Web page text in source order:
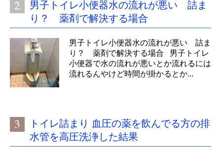
男子トイレ小便器水の流れが悪い 詰ま
り？ 薬剤で解決する場合
男子トイレ小便器水の流れが悪い 詰ま
り？ 薬剤で解決する場合 男子トイレ
小便器で水の流れが悪いとか流れるには
流れるんやけど時間が掛かるとか...
トイレ詰まり 血圧の薬を飲んでる方の排
水管を高圧洗浄した結果